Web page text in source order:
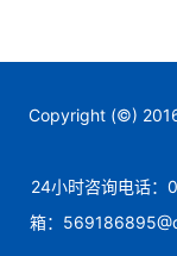
Copyright (©)
24小时咨询电话
箱：